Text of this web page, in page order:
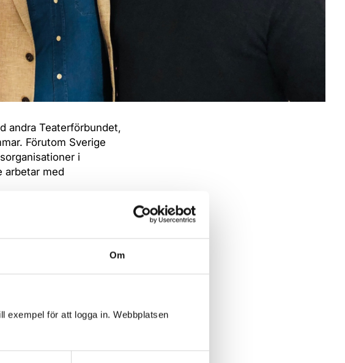
Om
exempel för att logga in. Webbplatsen
andra Teaterförbundet,
Förutom Sverige
i
arbetar med
på väg, sa Jack
fler.
skådespelare som